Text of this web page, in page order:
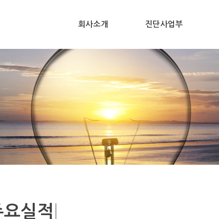
회사소개 진단사업부
요실적